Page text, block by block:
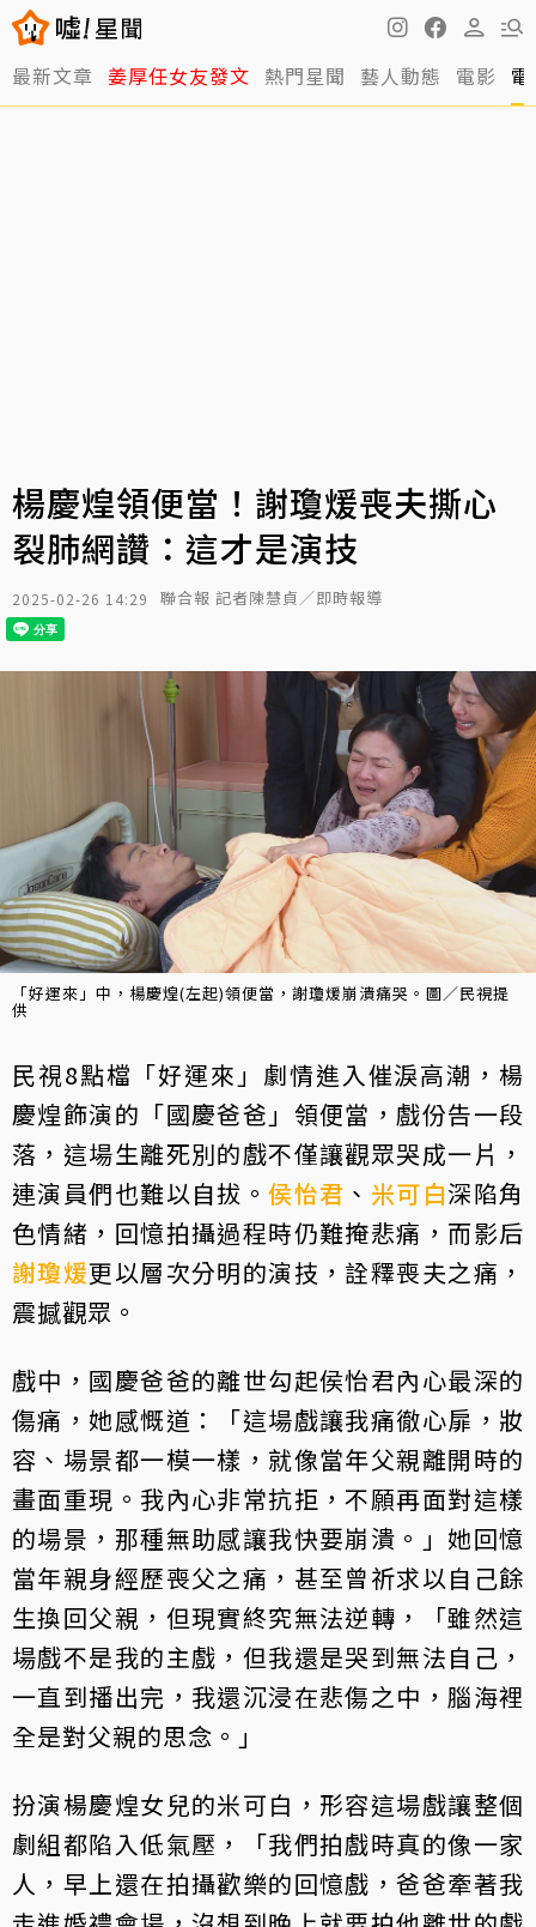
最新文章 姜厚任女友發文 熱門星聞 藝人動態 電影
楊慶煌領便當！謝瓊煖喪夫撕心
裂肺網讚：這才是演技
2025-02-26 14:29 聯合報 記者陳慧貞／即時報導
「好運來」中，楊慶煌(左起)領便當，謝瓊煖崩潰痛哭。圖／民視提
供
民視8點檔「好運來」劇情進入催淚高潮，楊
慶煌飾演的「國慶爸爸」領便當，戲份告一段
落，這場生離死別的戲不僅讓觀眾哭成一片，
連演員們也難以自拔。侯怡君 、 米可白深陷角
色情緒，回憶拍攝過程時仍難掩悲痛，而影后
謝瓊煖更以層次分明的演技，詮釋喪夫之痛，
震撼觀眾。
戲中，國慶爸爸的離世勾起侯怡君內心最深的
傷痛，她感慨道：「這場戲讓我痛徹心扉，妝
容、場景都一模一樣，就像當年父親離開時的
畫面重現。我內心非常抗拒，不願再面對這樣
的場景，那種無助感讓我快要崩潰。」她回憶
當年親身經歷喪父之痛，甚至曾祈求以自己餘
生換回父親，但現實終究無法逆轉，「雖然這
場戲不是我的主戲，但我還是哭到無法自己，
一直到播出完，我還沉浸在悲傷之中，腦海裡
全是對父親的思念。」
扮演楊慶煌女兒的米可白，形容這場戲讓整個
劇組都陷入低氣壓，「我們拍戲時真的像一家
人，早上還在拍攝歡樂的回憶戲，爸爸牽著我